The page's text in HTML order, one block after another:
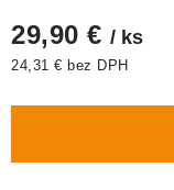
29,90 € / ks
24,31 € bez DPH